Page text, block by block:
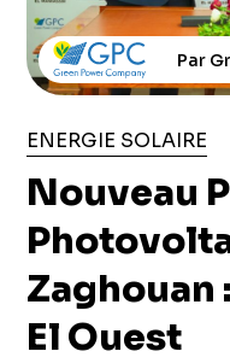
Par
ENERGIE SOLAIRE
Nouveau
Zaghouan
El Ouest